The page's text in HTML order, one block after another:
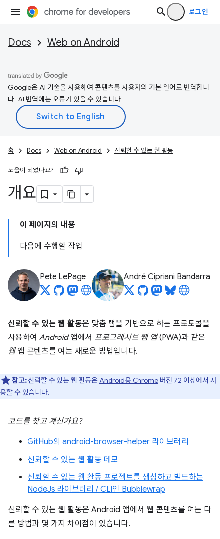
로그인
Docs Web on Android
Google은 AI 기술을 사용하여 콘텐츠를 사용자의 기본 언어로 번역합니
다. AI 번역에는 오류가 있을 수 있습니다.
홈 Docs Web on Android 신뢰할 수 있는 웹 활동
도움이 되었나요?
개요
이 페이지의 내용
다음에 수행할 작업
Pete LePage André Cipriani Bandarra
신뢰할 수 있는 웹 활동은 맞춤 탭을 기반으로 하는 프로토콜을
사용하여 Android앱에서 프로그레시브 웹 앱(PWA)과 같은
웹앱 콘텐츠를 여는 새로운 방법입니다.
참고: 신뢰할 수 있는 웹 활동은Android용 Chrome 버전 72 이상에서 사
용할 수 있습니다.
코드를 찾고 계신가요?
GitHub의 android-browser-helper 라이브러리
신뢰할 수 있는 웹 활동 데모
신뢰할 수 있는 웹 활동 프로젝트를 생성하고 빌드하는
NodeJs 라이브러리 / CLI인 Bubblewrap
신뢰할 수 있는 웹 활동은 Android 앱에서 웹 콘텐츠를 여는 다
른 방법과 몇 가지 차이점이 있습니다.